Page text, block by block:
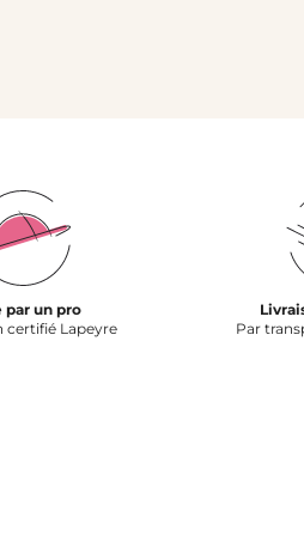
par un pro
certifié Lapeyre
Par